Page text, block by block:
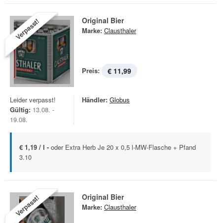
Verpasst! Original Bier
Marke: Clausthaler
Preis: € 11,99
Leider verpasst!
Gültig: 13.08. -
19.08.
Händler: Globus
€ 1,19 / l - oder Extra Herb Je 20 x 0,5 l-MW-Flasche + Pfand
3.10
Verpasst! Original Bier
Marke: Clausthaler